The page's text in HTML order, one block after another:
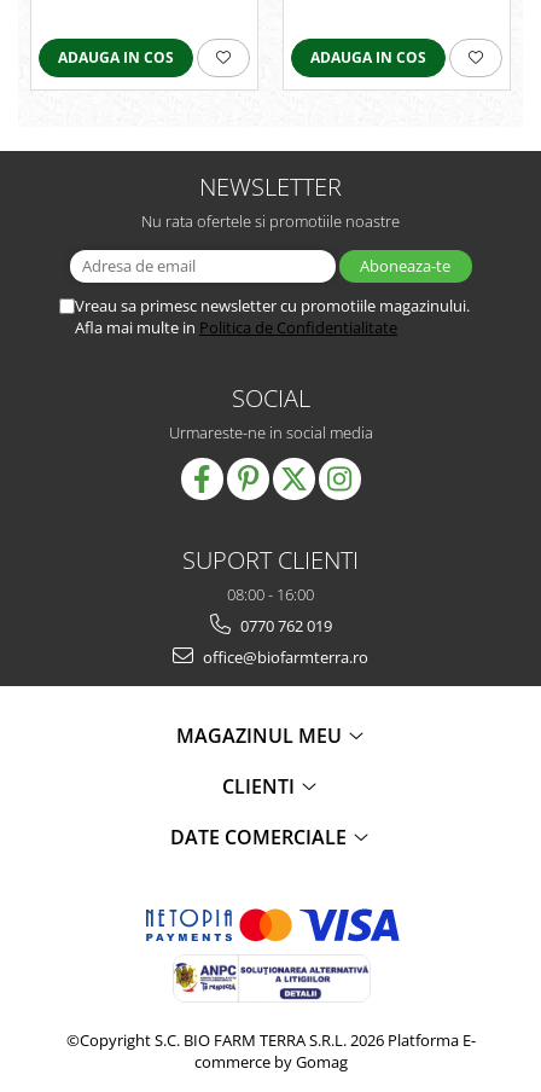
ADAUGA IN COS ADAUGA IN COS
NEWSLETTER
Nu rata ofertele si promotiile noastre
Vreau sa primesc newsletter cu promotiile magazinului.
Afla mai multe in Politica de Confidentialitate
SOCIAL
Urmareste-ne in social media
SUPORT CLIENTI
08:00 - 16:00
0770 762 019
office@biofarmterra.ro
MAGAZINUL MEU
CLIENTI
DATE COMERCIALE
©Copyright S.C. BIO FARM TERRA S.R.L. 2026 Platforma E-
commerce by Gomag